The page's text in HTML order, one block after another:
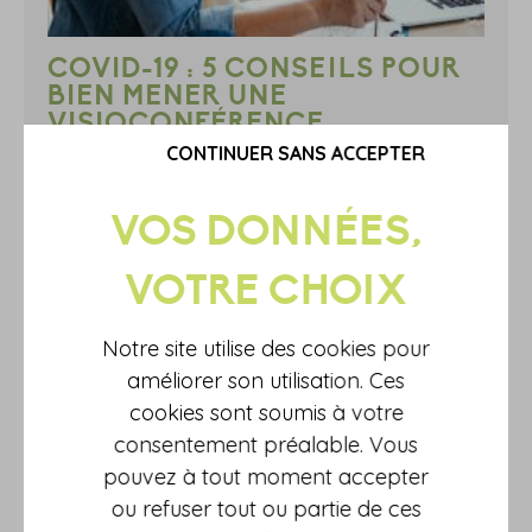
COVID-19 : 5 CONSEILS POUR
BIEN MENER UNE
VISIOCONFÉRENCE
Échanger par écrans interposés suppose le respect de certaines
EN SAVOIR PLUS
Notre site utilise des cookies pour
améliorer son utilisation. Ces
cookies sont soumis à votre
consentement préalable. Vous
pouvez à tout moment accepter
ou refuser tout ou partie de ces
CONTINUER SANS ACCEPTER